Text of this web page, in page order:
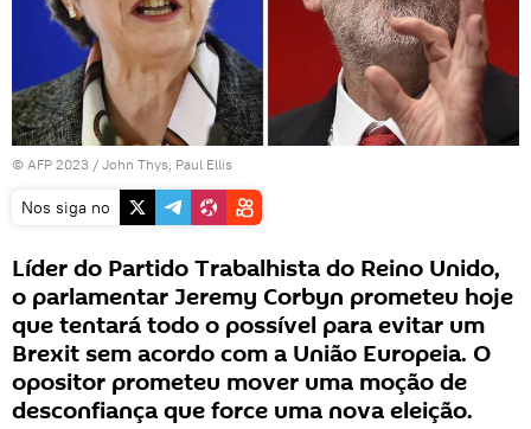
© AFP 2023 / John Thys, Paul Ellis
Nos siga no
Líder do Partido Trabalhista do Reino Unido,
o parlamentar Jeremy Corbyn prometeu hoje
que tentará todo o possível para evitar um
Brexit sem acordo com a União Europeia. O
opositor prometeu mover uma moção de
desconfiança que force uma nova eleição.